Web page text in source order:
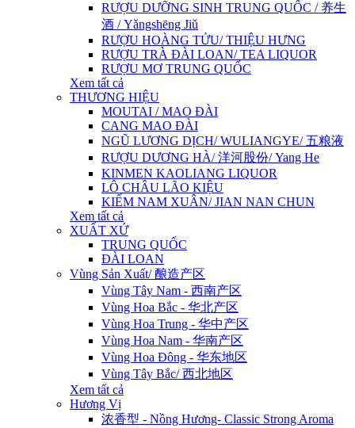
RƯỢU DƯỠNG SINH TRUNG QUỐC / 养生
酒 / Yǎngshēng Jiǔ
RƯỢU HOÀNG TỬU/ THIỆU HƯNG
RƯỢU TRÀ ĐÀI LOAN/ TEA LIQUOR
RƯỢU MƠ TRUNG QUỐC
Xem tất cả
THƯƠNG HIỆU
MOUTAI / MAO ĐÀI
CANG MAO ĐÀI
NGŨ LƯƠNG DỊCH/ WULIANGYE/ 五粮液
RƯỢU DƯƠNG HÀ/ 洋河股份/ Yang He
KINMEN KAOLIANG LIQUOR
LÔ CHÂU LÃO KIỆU
KIẾM NAM XUÂN/ JIAN NAN CHUN
Xem tất cả
XUẤT XỨ
TRUNG QUỐC
ĐÀI LOAN
Vùng Sản Xuất/ 酿造产区
Vùng Tây Nam - 西南产区
Vùng Hoa Bắc - 华北产区
Vùng Hoa Trung - 华中产区
Vùng Hoa Nam - 华南产区
Vùng Hoa Đông - 华东地区
Vùng Tây Bắc/ 西北地区
Xem tất cả
Hương Vị
浓香型 - Nồng Hương- Classic Strong Aroma